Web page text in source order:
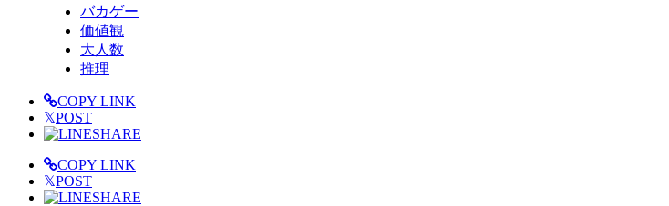
バカゲー
価値観
大人数
推理
COPY LINK
𝕏POST
SHARE
COPY LINK
𝕏POST
SHARE